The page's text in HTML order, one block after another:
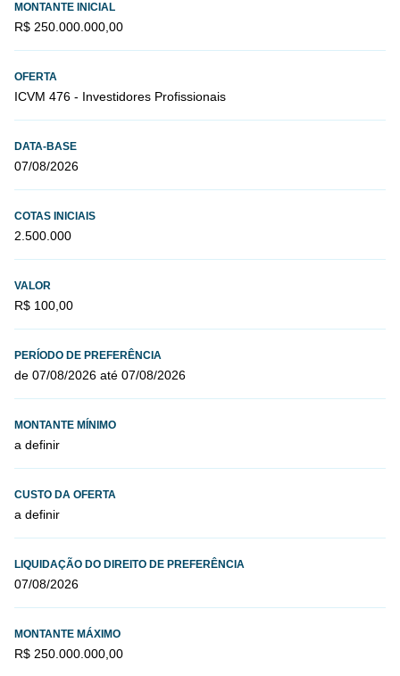
MONTANTE INICIAL
R$ 250.000.000,00
OFERTA
ICVM 476 - Investidores Profissionais
DATA-BASE
07/08/2026
COTAS INICIAIS
2.500.000
VALOR
R$ 100,00
PERÍODO DE PREFERÊNCIA
de 07/08/2026 até 07/08/2026
MONTANTE MÍNIMO
a definir
CUSTO DA OFERTA
a definir
LIQUIDAÇÃO DO DIREITO DE PREFERÊNCIA
07/08/2026
MONTANTE MÁXIMO
R$ 250.000.000,00